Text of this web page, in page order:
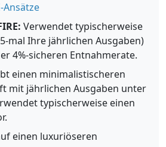
Ansätze
Verwendet typischerweise
mal Ihre jährlichen Ausgaben)
4%-sicheren Entnahmerate.
einen minimalistischeren
mit jährlichen Ausgaben unter
typischerweise einen
einen luxuriöseren